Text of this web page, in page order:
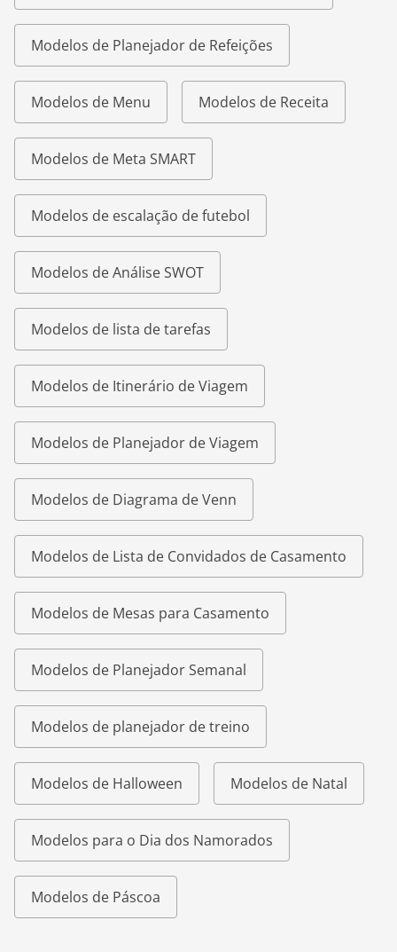
Modelos de Planejador de Refeições
Modelos de Menu Modelos de Receita
Modelos de Meta SMART
Modelos de escalação de futebol
Modelos de Análise SWOT
Modelos de lista de tarefas
Modelos de Itinerário de Viagem
Modelos de Planejador de Viagem
Modelos de Diagrama de Venn
Modelos de Lista de Convidados de Casamento
Modelos de Mesas para Casamento
Modelos de Planejador Semanal
Modelos de planejador de treino
Modelos de Halloween Modelos de Natal
Modelos para o Dia dos Namorados
Modelos de Páscoa